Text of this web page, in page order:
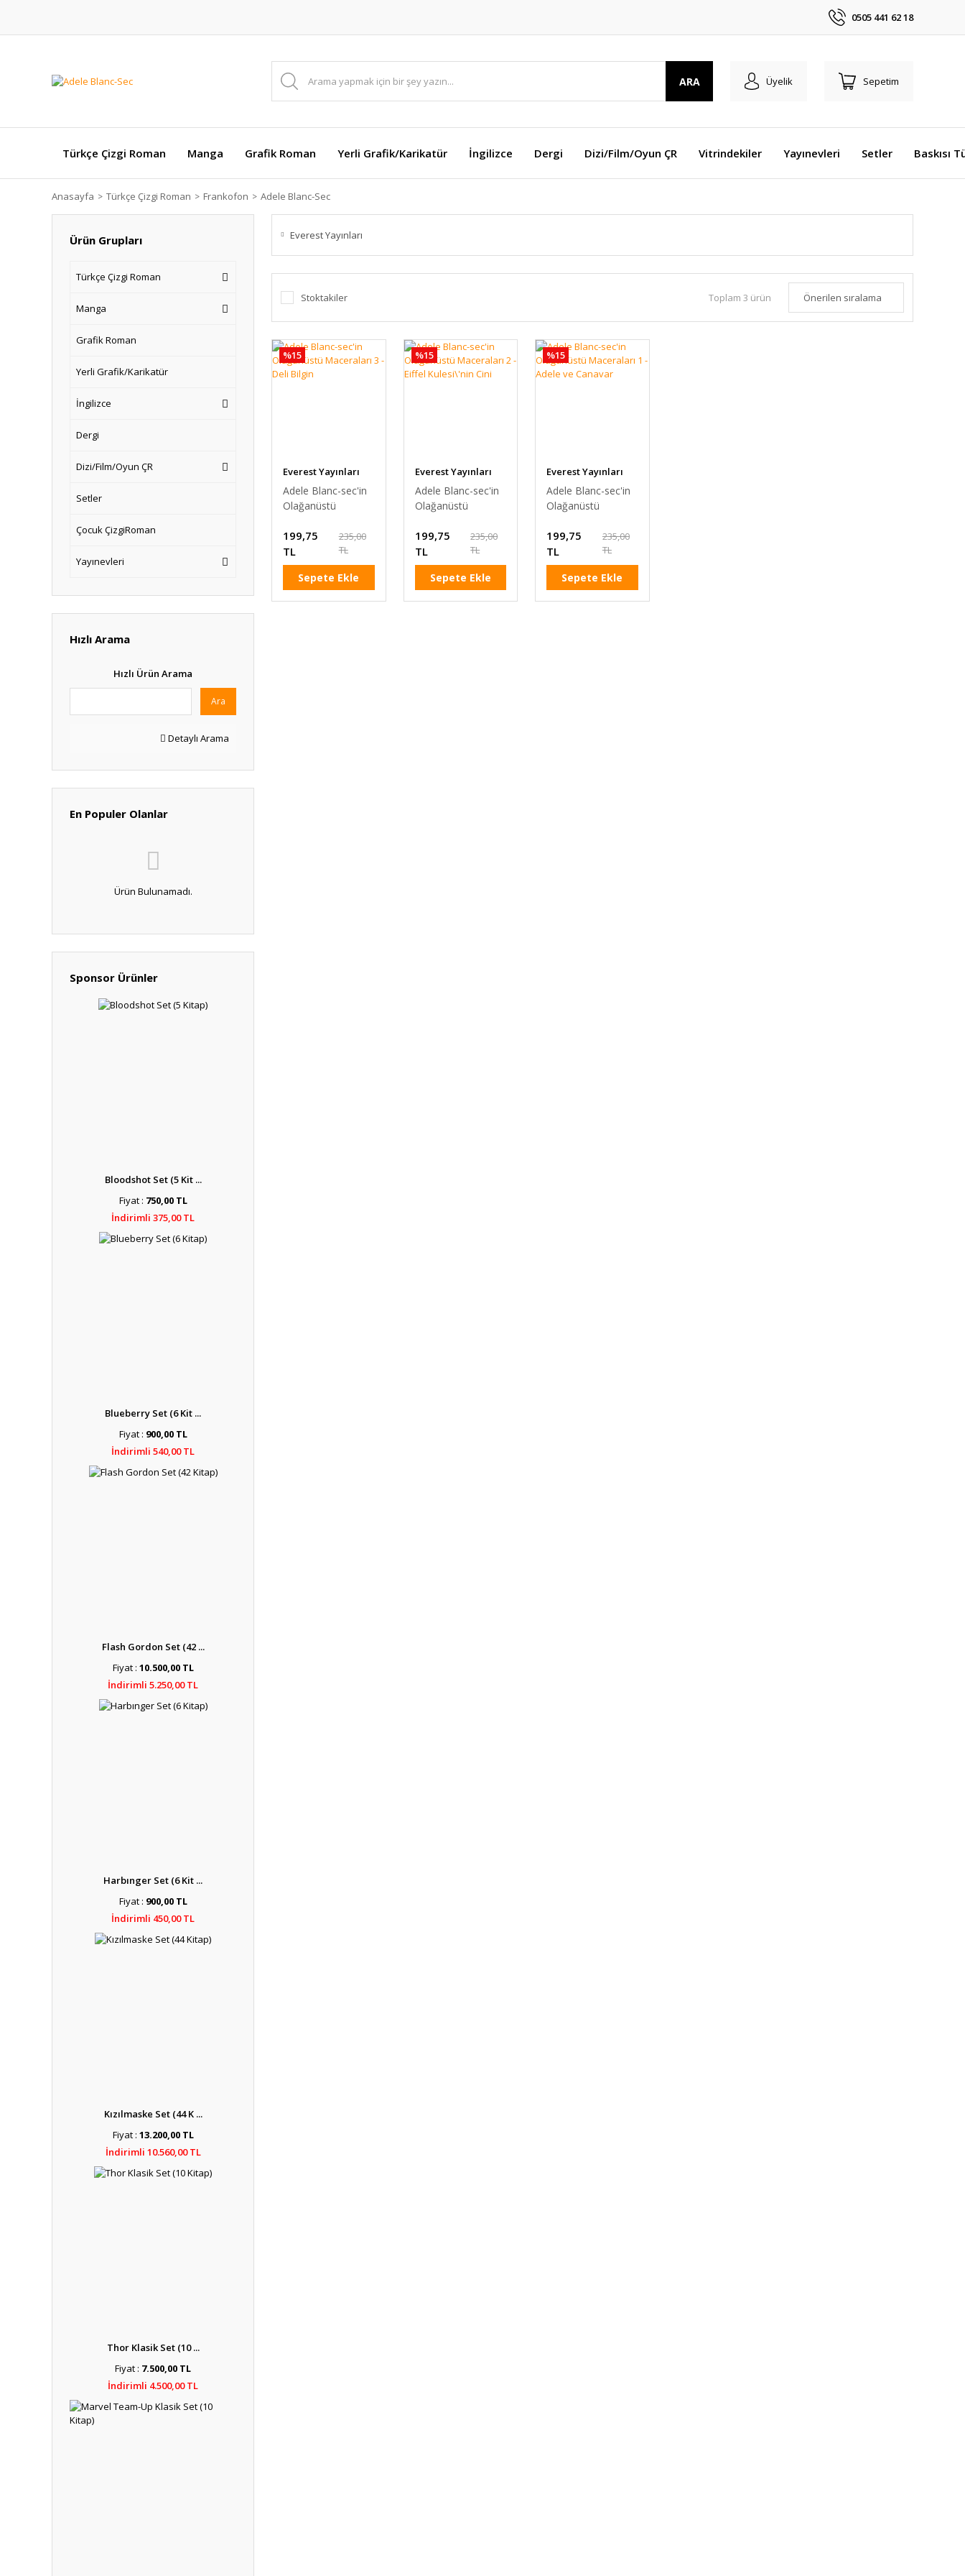
0505 441 62 18
ARA Üyelik Sepetim
Türkçe Çizgi Roman Manga Grafik Roman Yerli Grafik/Karikatür İngilizce Dergi Dizi/Film/Oyun ÇR Vitrindekiler Yayınevleri Setler Baskısı
Anasayfa Türkçe Çizgi Roman Frankofon Adele Blanc-Sec
Ürün Grupları
Türkçe Çizgi Roman
Manga
Grafik Roman
Yerli Grafik/Karikatür
İngilizce
Dergi
Dizi/Film/Oyun ÇR
Setler
Çocuk ÇizgiRoman
Yayınevleri
Hızlı Arama
Hızlı Ürün Arama
Ara
Detaylı Arama
En Populer Olanlar
Ürün Bulunamadı.
Sponsor Ürünler
Bloodshot Set (5 Kit ...
Fiyat : 750,00 TL
İndirimli 375,00 TL
Blueberry Set (6 Kit ...
Fiyat : 900,00 TL
İndirimli 540,00 TL
Flash Gordon Set (42 ...
Fiyat : 10.500,00 TL
İndirimli 5.250,00 TL
Harbınger Set (6 Kit ...
Fiyat : 900,00 TL
İndirimli 450,00 TL
Kızılmaske Set (44 K ...
Fiyat : 13.200,00 TL
İndirimli 10.560,00 TL
Thor Klasik Set (10 ...
Fiyat : 7.500,00 TL
İndirimli 4.500,00 TL
Everest Yayınları
Stoktakiler Toplam 3 ürün
%15
Everest Yayınları
Adele Blanc-sec'in
Olağanüstü
Bilgin
199,75
TL
235,00
TL
Sepete Ekle
%15
Everest Yayınları
Adele Blanc-sec'in
Olağanüstü
Kulesi\'nin Cini
199,75
TL
235,00
TL
Sepete Ekle
%15
Everest Yayınları
Adele Blanc-sec'in
Olağanüstü
Adele ve Canavar
199,75
TL
235,00
TL
Sepete Ekle